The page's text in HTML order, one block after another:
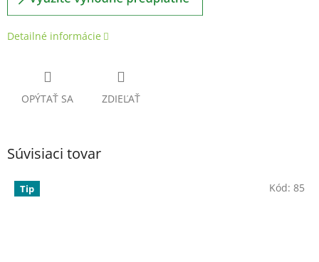
Detailné informácie
OPÝTAŤ SA ZDIEĽAŤ
Súvisiaci tovar
Tip Kód: 85